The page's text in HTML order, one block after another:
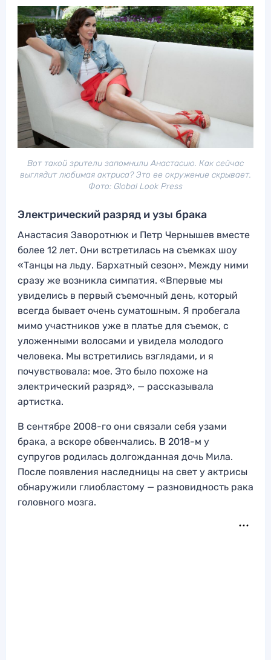
Вот такой зрители запомнили Анастасию. Как сейчас
выглядит любимая актриса? Это ее окружение скрывает.
Фото: Global Look Press
Электрический разряд и узы брака
Анастасия Заворотнюк и Петр Чернышев вместе
более 12 лет. Они встретилась на съемках шоу
«Танцы на льду. Бархатный сезон». Между ними
сразу же возникла симпатия. «Впервые мы
увиделись в первый съемочный день, который
всегда бывает очень суматошным. Я пробегала
мимо участников уже в платье для съемок, с
уложенными волосами и увидела молодого
человека. Мы встретились взглядами, и я
почувствовала: мое. Это было похоже на
электрический разряд», — рассказывала
артистка.
В сентябре 2008-го они связали себя узами
брака, а вскоре обвенчались. В 2018-м у
супругов родилась долгожданная дочь Мила.
После появления наследницы на свет у актрисы
обнаружили глиобластому — разновидность рака
головного мозга.